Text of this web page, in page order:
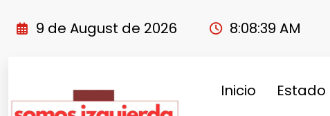
9 de August de 2026 8:08:40 AM
Inicio Estado